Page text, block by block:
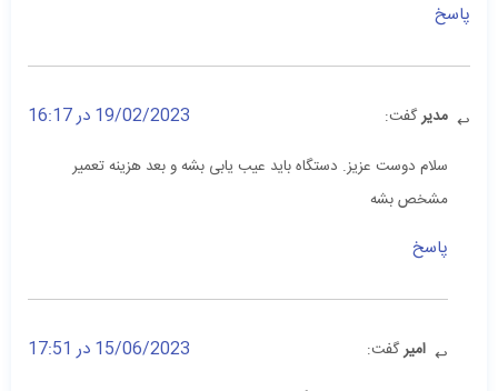
پاسخ
مدیرگفت: 19/02/2023 در 16:17
سلام دوست عزیز. دستگاه باید عیب یابی بشه و بعد هزینه تعمیر
مشخص بشه
پاسخ
امیرگفت: 15/06/2023 در 17:51